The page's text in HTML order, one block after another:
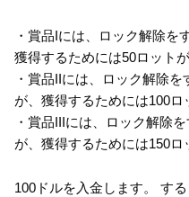
・賞品Iには、ロック解除を
獲得するためには50ロット
・賞品IIには、ロック解除
が、獲得するためには100ロ
・賞品IIIには、ロック解除
が、獲得するためには150ロ
100ドルを入金します。 す